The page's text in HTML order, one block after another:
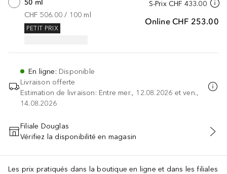
S-Prix CHF 433.00
Online CHF 253.00
50 ml
CHF 506.00 / 100 ml
PETIT PRIX
En ligne: Disponible
Livraison offerte
Estimation de livraison: Entre mer., 12.08.2026 et ven.,
14.08.2026
AJOUTER AU PANIER
Filiale Douglas
Vérifiez la disponibilité en magasin
Les prix pratiqués dans la boutique en ligne et dans les filiales